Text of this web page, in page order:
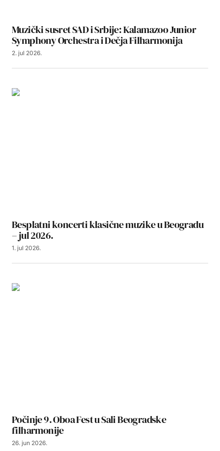
Muzički susret SAD i Srbije: Kalamazoo Junior
Symphony Orchestra i Dečja Filharmonija
2. jul 2026.
Besplatni koncerti klasične muzike u Beogradu
– jul 2026.
1. jul 2026.
Počinje 9. Oboa Fest u Sali Beogradske
filharmonije
26. jun 2026.